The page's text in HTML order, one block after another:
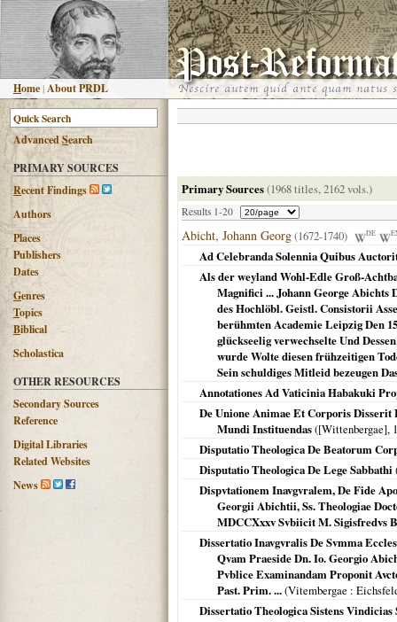
Home |About PRDL
AdvancedSearch
PRIMARY SOURCES
Recent Findings
Authors
Places
Publishers
Dates
Genres
Topics
Biblical
Scholastica
OTHER RESOURCES
Secondary Sources
Reference
Digital Libraries
Related Websites
News
Primary Sources(1968 titles, 2162 vols.)
Results 1-20
Abicht, Johann Georg(1672-1740) DE
Ad Celebranda Solennia Quibus
Als der weyland Wohl-Edle Groß-
Magnifici ... Johann George
des Hochlöbl. Geistl. Consistorii
berühmten Academie Leipzig Den
glückseelig verwechselte Und
wurde Wolte diesen frühzeitigen
Sein schuldiges Mitleid bezeugen
Annotationes Ad Vaticinia Habakuki
De Unione Animae Et Corporis Disserit
Mundi Instituendas([Wittenbergae],
Disputatio Theologica De Beatorum
Disputatio Theologica De Lege Sabbathi
Dispvtationem Inavgvralem, De Fide
Georgii Abichtii, Ss. Theologiae
MDCCXxxv Svbiicit M. Sigisfredvs
Dissertatio Inavgvralis De Svmma
Qvam Praeside Dn. Io. Georgio
Pvblice Examinandam Proponit
Past. Prim. ...(Vitembergae :
Dissertatio Theologica Sistens